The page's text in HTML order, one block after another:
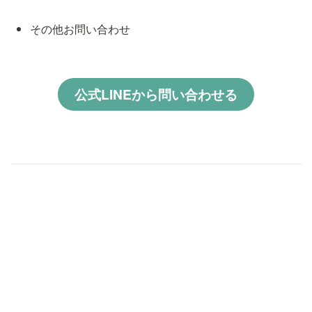
その他お問い合わせ
公式LINEから問い合わせる